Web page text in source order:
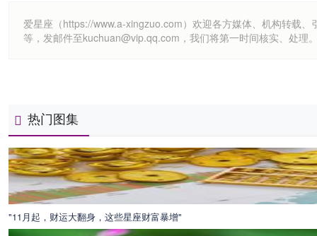
爱星座（https://www.a-xingzuo.com）欢迎各方媒体、机构转载
等，发邮件至kuchuan@vip.qq.com，我们将第一时间核实、处理
热门图集
"11月起，财运大翻身，这些星座财富暴增"